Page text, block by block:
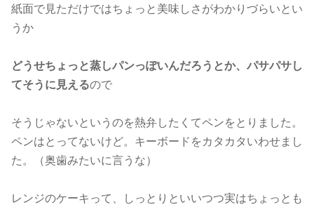
紙面で見ただけではちょっと美味しさがわかりづらいとい
うか
どうせちょっと蒸しパンっぽいんだろうとか、パサパサし
てそうに見えるので
そうじゃないというのを熱弁したくてペンをとりました。
ペンはとってないけど。キーボードをカタカタいわせまし
た。（奥歯みたいに言うな）
レンジのケーキって、しっとりといいつつ実はちょっとも